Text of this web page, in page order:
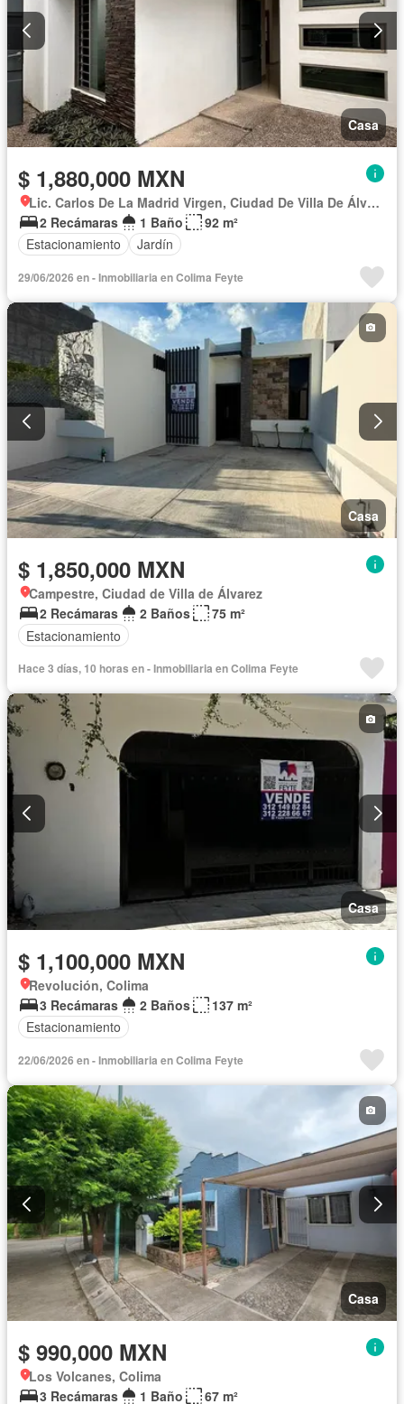
Casa
$ 1,880,000 MXN
Lic. Carlos De La Madrid Virgen, Ciudad De Villa De Álvarez
2 Recámaras
1 Baño
92 m²
Estacionamiento
Jardín
29/06/2026 en - Inmobiliaria en Colima Feyte
Casa
$ 1,850,000 MXN
Campestre, Ciudad de Villa de Álvarez
2 Recámaras
2 Baños
75 m²
Estacionamiento
Hace 3 días, 10 horas en - Inmobiliaria en Colima Feyte
Casa
$ 1,100,000 MXN
Revolución, Colima
3 Recámaras
2 Baños
137 m²
Estacionamiento
22/06/2026 en - Inmobiliaria en Colima Feyte
Casa
$ 990,000 MXN
Los Volcanes, Colima
3 Recámaras
1 Baño 67 m²